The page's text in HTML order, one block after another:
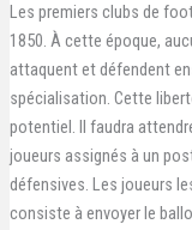
Les premiers clubs de
1850. À cette époque,
attaquent et défendent
spécialisation. Cette
potentiel. Il faudra
joueurs assignés à un
défensives. Les joueurs
consiste à envoyer le